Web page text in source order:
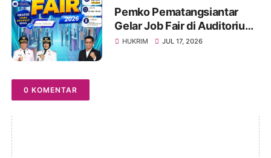
Pemko Pematangsiantar
Gelar Job Fair di Auditorium
USI, Tersedia 1.000 Lebih
HUKRIM JUL 17, 2026
0 KOMENTAR